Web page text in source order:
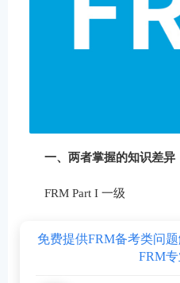
一、两者掌握的知识差异
FRM Part I 一级
免费提供FRM备考类问
FRM